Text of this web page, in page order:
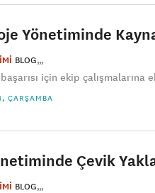
Yönetiminde
BLOG
için ekip çalışmalarına
ÇARŞAMBA
Çevik
BLOG